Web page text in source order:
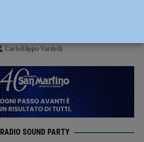
Carlofilippo Vardelli
RADIO SOUND PARTY